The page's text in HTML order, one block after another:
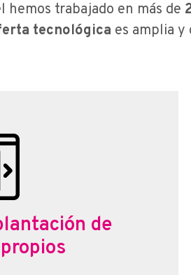
hemos trabajado en más de
tecnológica es amplia
de